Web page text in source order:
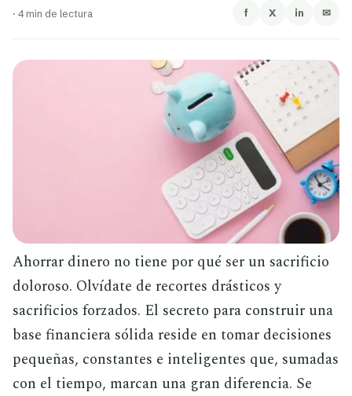
· 4 min de lectura f X in ✉
Ahorrar dinero no tiene por qué ser un sacrificio
doloroso. Olvídate de recortes drásticos y
sacrificios forzados. El secreto para construir una
base financiera sólida reside en tomar decisiones
pequeñas, constantes e inteligentes que, sumadas
con el tiempo, marcan una gran diferencia. Se